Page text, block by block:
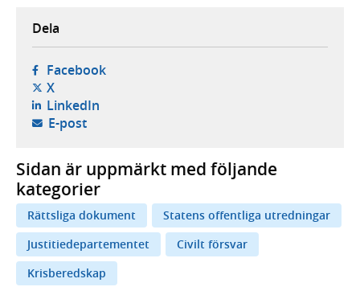
Dela
Facebook- öppnas i ny flik, extern webbplats,
X- öppnas i ny flik, extern webbplats,
LinkedIn- öppnas i ny flik, extern webbplats,
E-post- öppnar din e-postklient,
Sidan är uppmärkt med följande
kategorier
Rättsliga dokument
Statens offentliga utredningar
Justitiedepartementet
Civilt försvar
Krisberedskap